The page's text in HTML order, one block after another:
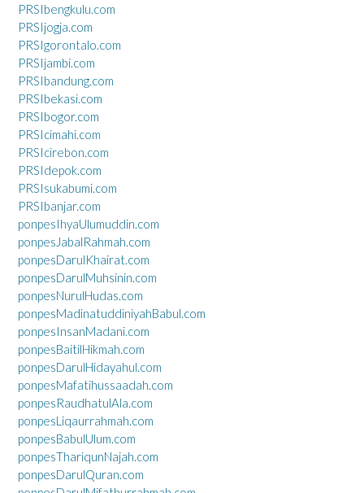
PRSIbengkulu.com
PRSIjogja.com
PRSIgorontalo.com
PRSIjambi.com
PRSIbandung.com
PRSIbekasi.com
PRSIbogor.com
PRSIcimahi.com
PRSIcirebon.com
PRSIdepok.com
PRSIsukabumi.com
PRSIbanjar.com
ponpesIhyaUlumuddin.com
ponpesJabalRahmah.com
ponpesDarulKhairat.com
ponpesDarulMuhsinin.com
ponpesNurulHudas.com
ponpesMadinatuddiniyahBabul.com
ponpesInsanMadani.com
ponpesBaitilHikmah.com
ponpesDarulHidayahul.com
ponpesMafatihussaadah.com
ponpesRaudhatulAla.com
ponpesLiqaurrahmah.com
ponpesBabulUlum.com
ponpesThariqunNajah.com
ponpesDarulQuran.com